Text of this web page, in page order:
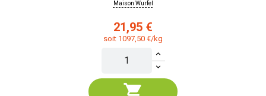
Maison Wurfel
Prix
21,95 €
soit 1097,50 €/kg